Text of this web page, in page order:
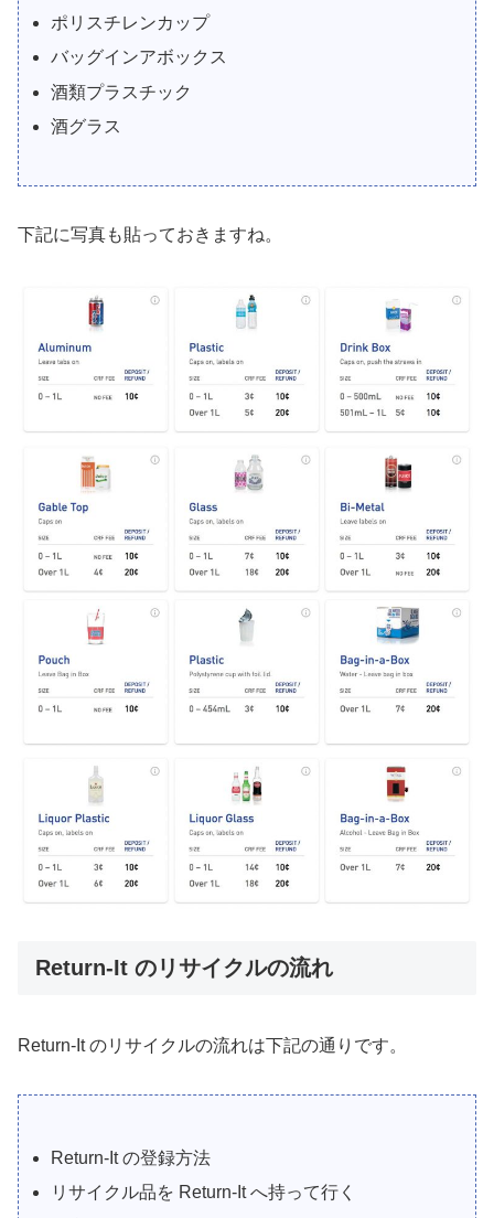
ポリスチレンカップ
バッグインアボックス
酒類プラスチック
酒グラス
下記に写真も貼っておきますね。
Return-It のリサイクルの流れ
Return-It のリサイクルの流れは下記の通りです。
Return-It の登録方法
リサイクル品を Return-It へ持って行く